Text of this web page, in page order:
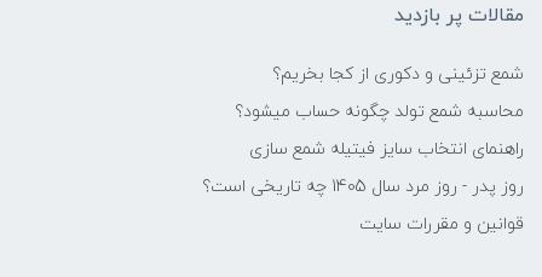
مقالات پر بازدید
شمع تزئینی و دکوری از کجا بخریم؟
محاسبه شمع تولد چگونه حساب میشود؟
راهنمای انتخاب سایز فیتیله شمع سازی
روز پدر - روز مرد سال 1405 چه تاریخی است؟
قوانین و مقررات سایت